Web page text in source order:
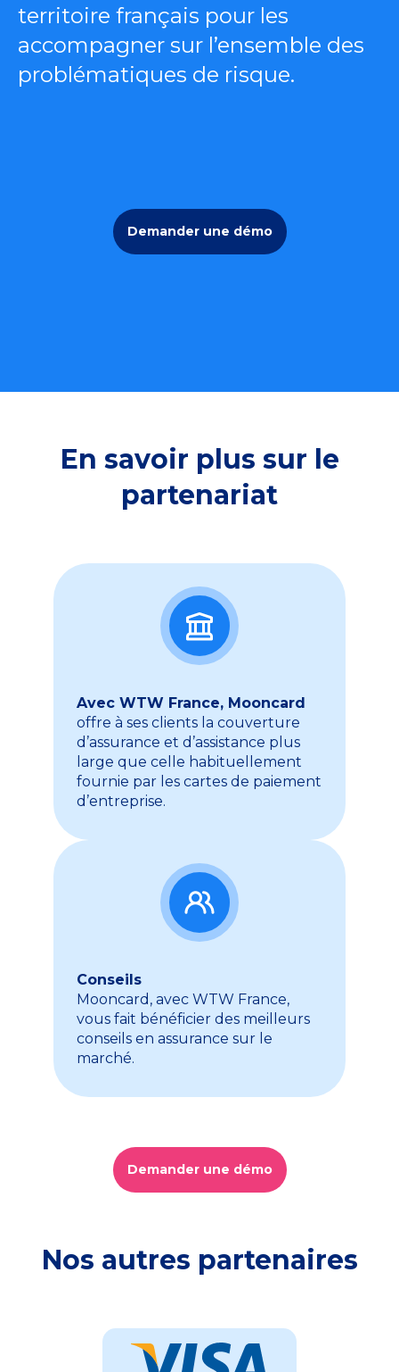
territoire français pour les
accompagner sur l’ensemble des
problématiques de risque.
Demander une démo
En savoir plus sur le
partenariat
Avec WTW France, Mooncard
offre à ses clients la couverture
d’assurance et d’assistance plus
large que celle habituellement
fournie par les cartes de paiement
d’entreprise.
Conseils
Mooncard, avec WTW France,
vous fait bénéficier des meilleurs
conseils en assurance sur le
marché.
Demander une démo
Nos autres partenaires